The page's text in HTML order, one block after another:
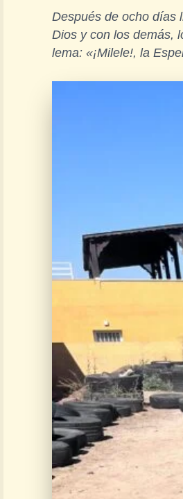
Después de ocho días
Dios y con los demás,
lema: «¡Milele!, la